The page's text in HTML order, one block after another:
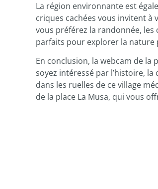
La région environnante est
criques cachées vous invitent à
vous préférez la randonnée,
parfaits pour explorer la nature
En conclusion, la webcam de la
soyez intéressé par l’histoire,
dans les ruelles de ce village
de la place La Musa, qui vous